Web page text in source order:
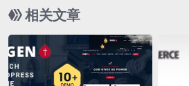
相关文章